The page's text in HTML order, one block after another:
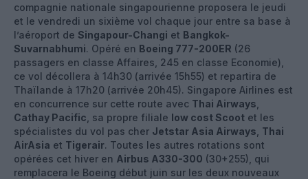
compagnie nationale singapourienne proposera le jeudi
et le vendredi un sixième vol chaque jour entre sa base à
l’aéroport de Singapour-Changi et Bangkok-
Suvarnabhumi. Opéré en Boeing 777-200ER (26
passagers en classe Affaires, 245 en classe Economie),
ce vol décollera à 14h30 (arrivée 15h55) et repartira de
Thaïlande à 17h20 (arrivée 20h45). Singapore Airlines est
en concurrence sur cette route avec Thai Airways
Cathay Pacific , sa propre filiale low cost Scoot et les
spécialistes du vol pas cher Jetstar Asia Airways Thai
AirAsia et Tigerair. Toutes les autres rotations sont
opérées cet hiver en Airbus A330-300 (30+255), qui
remplacera le Boeing début juin sur les deux nouveaux